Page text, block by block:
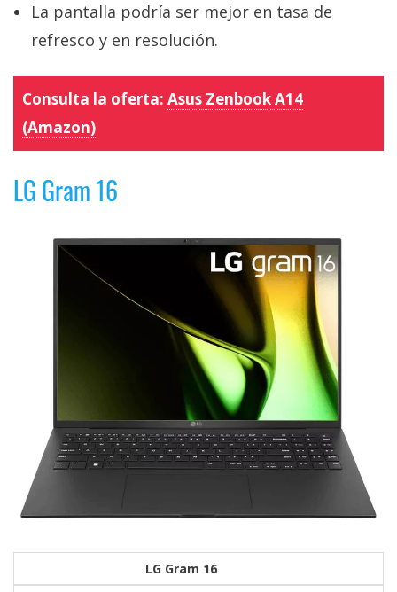
La pantalla podría ser mejor en tasa de
refresco y en resolución.
Consulta la oferta: Asus Zenbook A14
(Amazon)
LG Gram 16
LG Gram 16